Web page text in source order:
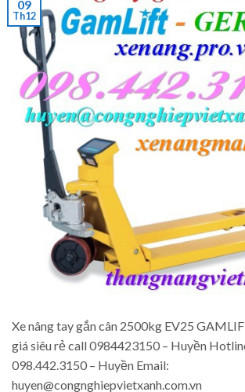
09
Th12
Xe nâng tay gắn cân 2500kg EV25
giá siêu rẻ call 0984423150 – Huyền
098.442.3150 – Huyền Email:
huyen@congnghiepvietxanh.com.vn